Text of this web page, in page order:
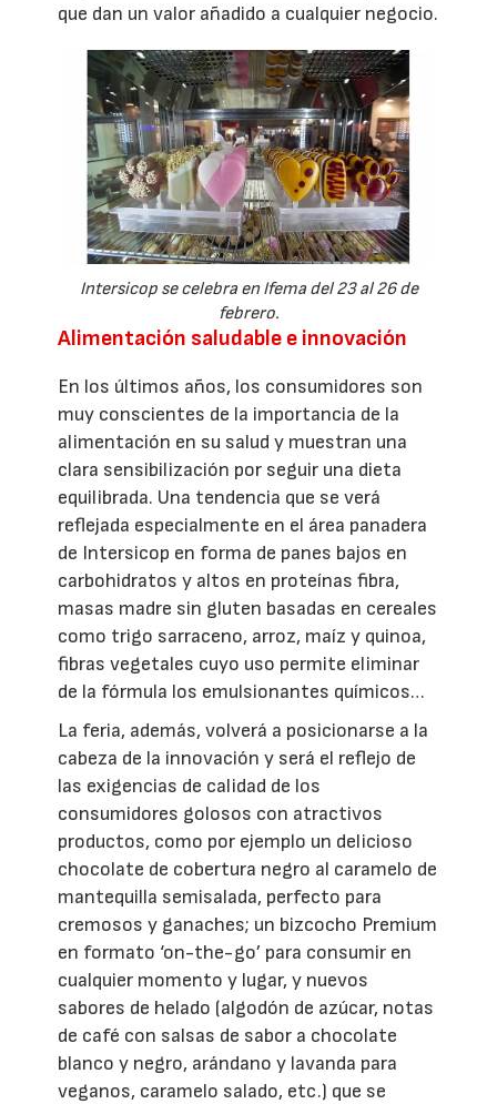
que dan un valor añadido a cualquier negocio.
Intersicop se celebra en Ifema del 23 al 26 de
febrero.
Alimentación saludable e innovación
En los últimos años, los consumidores son
muy conscientes de la importancia de la
alimentación en su salud y muestran una
clara sensibilización por seguir una dieta
equilibrada. Una tendencia que se verá
reflejada especialmente en el área panadera
de Intersicop en forma de panes bajos en
carbohidratos y altos en proteínas fibra,
masas madre sin gluten basadas en cereales
como trigo sarraceno, arroz, maíz y quinoa,
fibras vegetales cuyo uso permite eliminar
de la fórmula los emulsionantes químicos…
La feria, además, volverá a posicionarse a la
cabeza de la innovación y será el reflejo de
las exigencias de calidad de los
consumidores golosos con atractivos
productos, como por ejemplo un delicioso
chocolate de cobertura negro al caramelo de
mantequilla semisalada, perfecto para
cremosos y ganaches; un bizcocho Premium
en formato ‘on-the-go’ para consumir en
cualquier momento y lugar, y nuevos
sabores de helado (algodón de azúcar, notas
de café con salsas de sabor a chocolate
blanco y negro, arándano y lavanda para
veganos, caramelo salado, etc.) que se